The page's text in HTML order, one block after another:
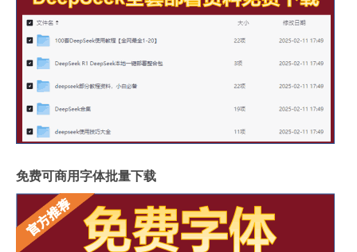
免费可商用字体批量下载